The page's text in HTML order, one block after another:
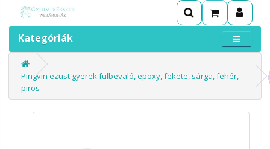
Kategóriák
Pingvin ezüst gyerek fülbevaló, epoxy, fekete, sárga, fehér,
piros